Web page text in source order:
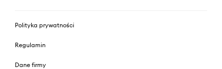
Polityka prywatności
Regulamin
Dane firmy